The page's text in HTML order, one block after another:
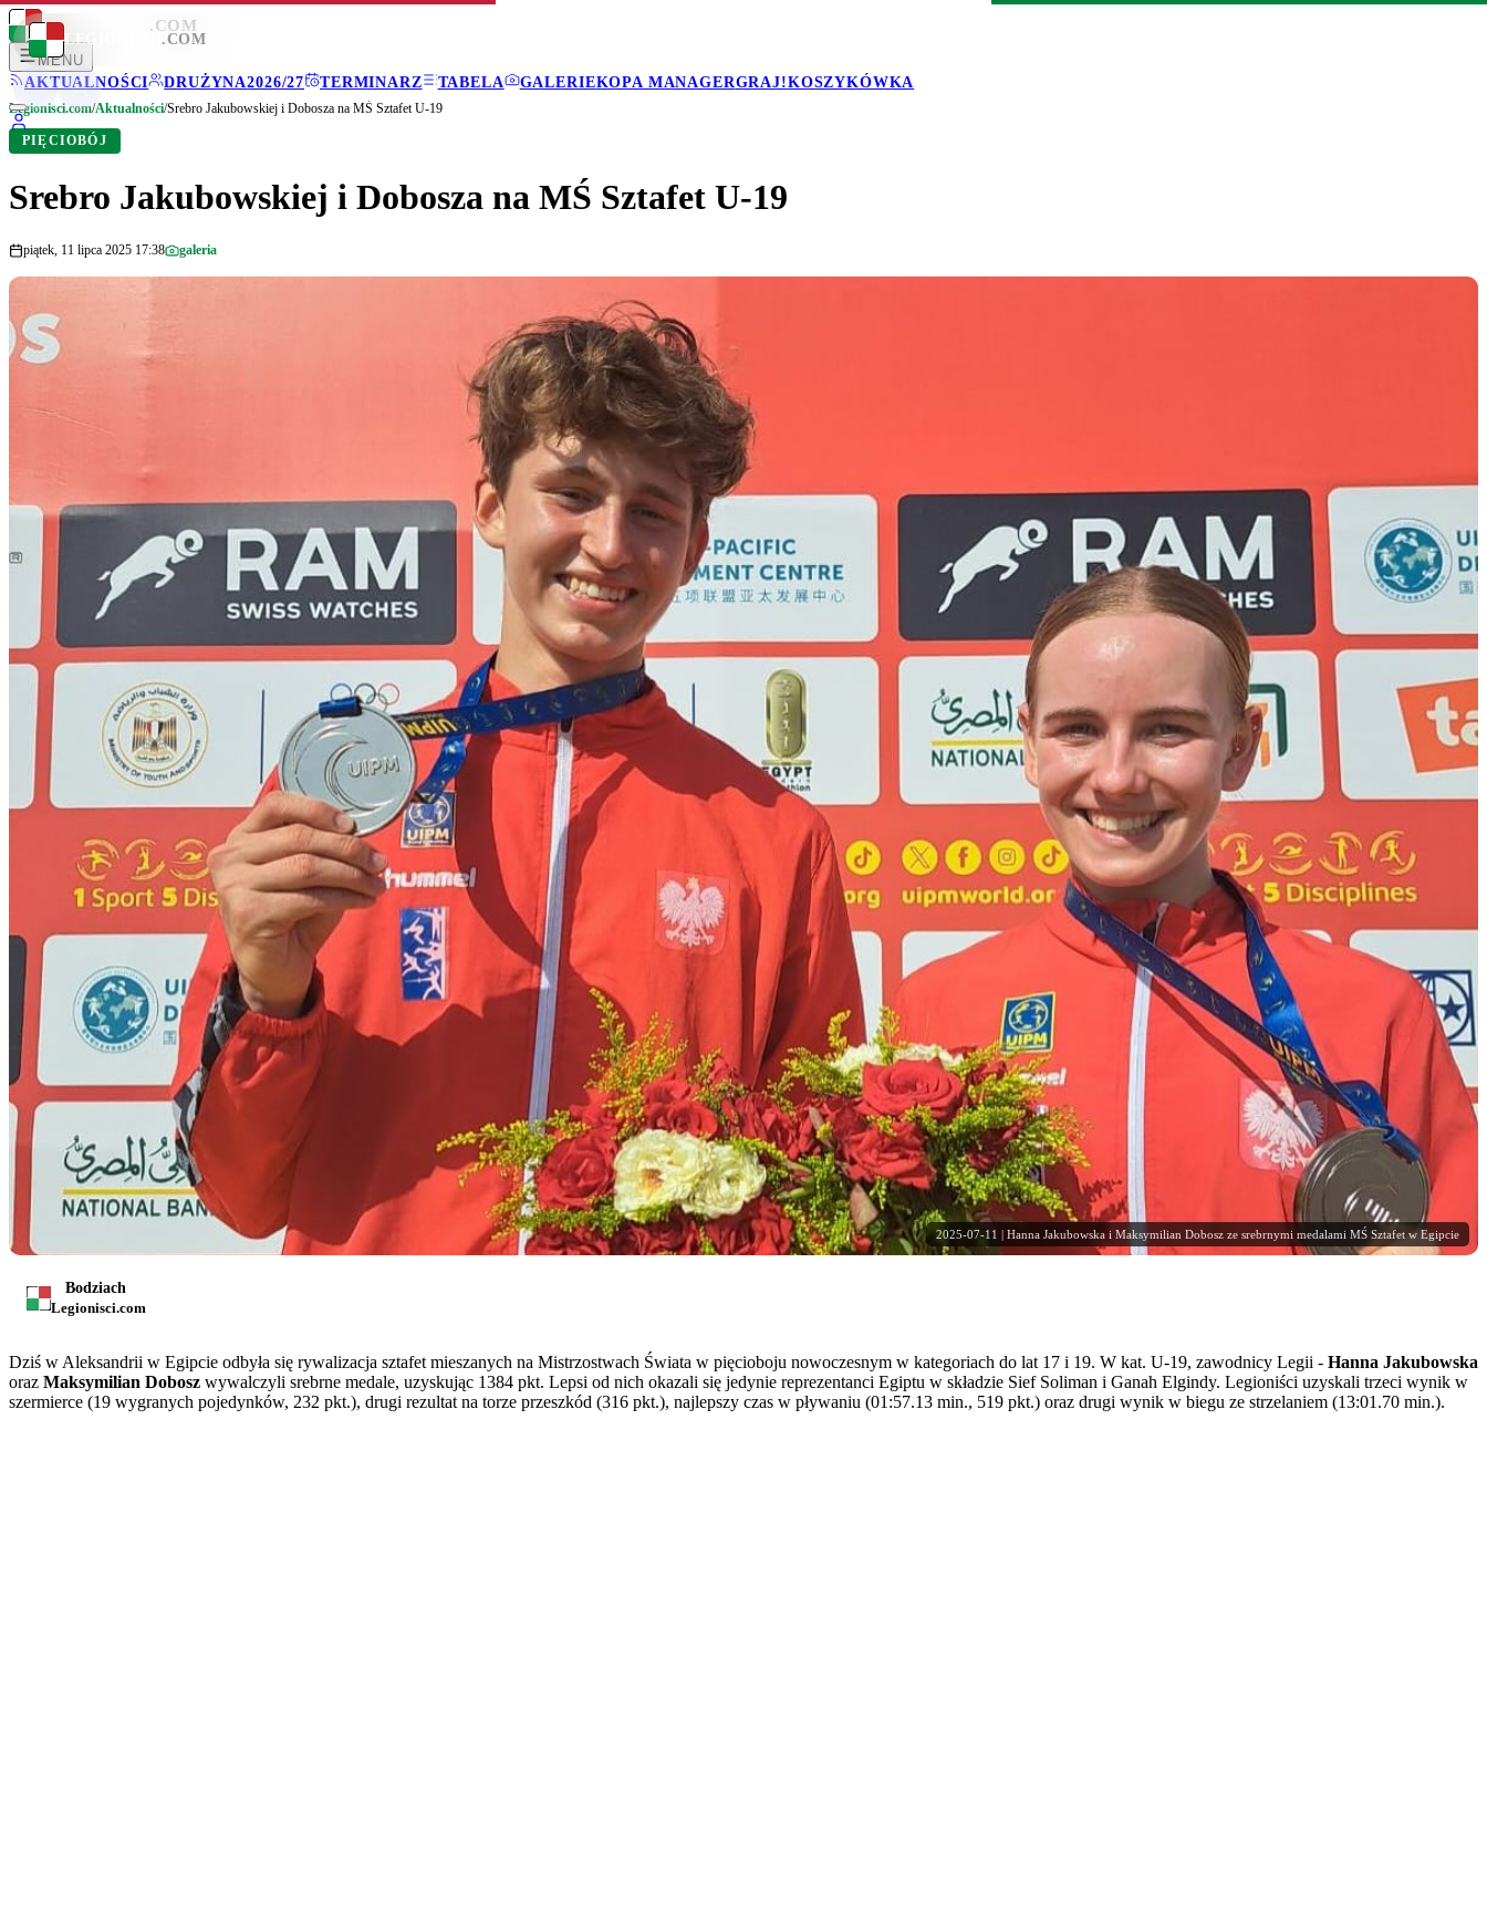
LEGIONISCI .COM
MENU
AKTUALNOŚCI
DRUŻYNA2026/27 TERMINARZ TABELA GALERIEKOPA MANAGERGRAJ!KOSZYKÓWKA
LEGIONISCI .COM
Legionisci.com/Aktualności/Srebro Jakubowskiej i Dobosza na MŚ Sztafet U-19
PIĘCIOBÓJ
Srebro Jakubowskiej i Dobosza na MŚ Sztafet U-19
piątek, 11 lipca 2025 17:38 galeria
2025-07-11 | Hanna Jakubowska i Maksymilian Dobosz ze srebrnymi medalami MŚ Sztafet w Egipcie
Bodziach
Legionisci.com
Dziś w Aleksandrii w Egipcie odbyła się rywalizacja sztafet mieszanych na Mistrzostwach Świata w pięcioboju nowoczesnym w kategoriach do lat 17 i 19. W kat. U-19, zawodnicy Legii - Hanna Jakubowska
oraz Maksymilian Dobosz wywalczyli srebrne medale, uzyskując 1384 pkt. Lepsi od nich okazali się jedynie reprezentanci Egiptu w składzie Sief Soliman i Ganah Elgindy. Legioniści uzyskali trzeci wynik w
szermierce (19 wygranych pojedynków, 232 pkt.), drugi rezultat na torze przeszkód (316 pkt.), najlepszy czas w pływaniu (01:57.13 min., 519 pkt.) oraz drugi wynik w biegu ze strzelaniem (13:01.70 min.).